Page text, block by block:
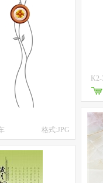
格式:JPG